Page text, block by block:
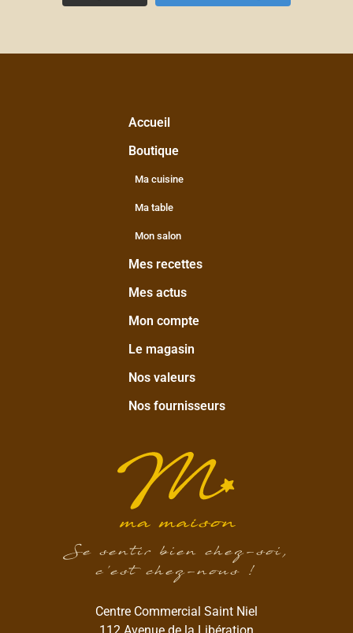
Accueil
Boutique
Ma cuisine
Ma table
Mon salon
Mes recettes
Mes actus
Mon compte
Le magasin
Nos valeurs
Nos fournisseurs
Se sentir bien chez-soi,
c’est chez-nous !
Centre Commercial Saint Niel
112 Avenue de la Libération